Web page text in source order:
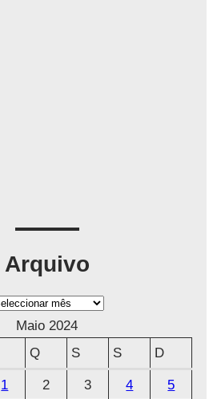
Arquivo
Maio 2024
Q S S D
1 2 3 4
5